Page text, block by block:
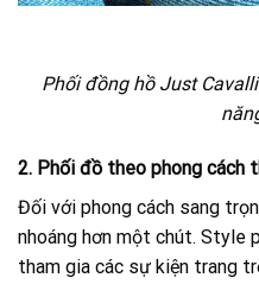
Phối đồng hồ Just
2. Phối đồ theo phong cách
Đối với phong cách sang
nhoáng hơn một chút. Style
tham gia các sự kiện trang